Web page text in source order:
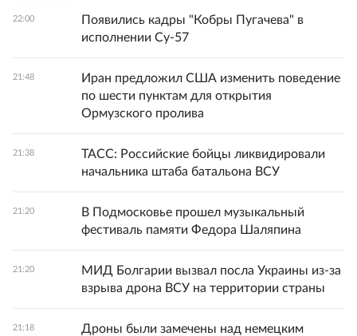
22:00
Появились кадры "Кобры Пугачева" в
исполнении Су-57
21:48
Иран предложил США изменить поведение
по шести пунктам для открытия
Ормузского пролива
21:38
ТАСС: Российские бойцы ликвидировали
начальника штаба батальона ВСУ
21:20
В Подмосковье прошел музыкальный
фестиваль памяти Федора Шаляпина
21:20
МИД Болгарии вызвал посла Украины из-за
взрыва дрона ВСУ на территории страны
21:18
Дроны были замечены над немецким